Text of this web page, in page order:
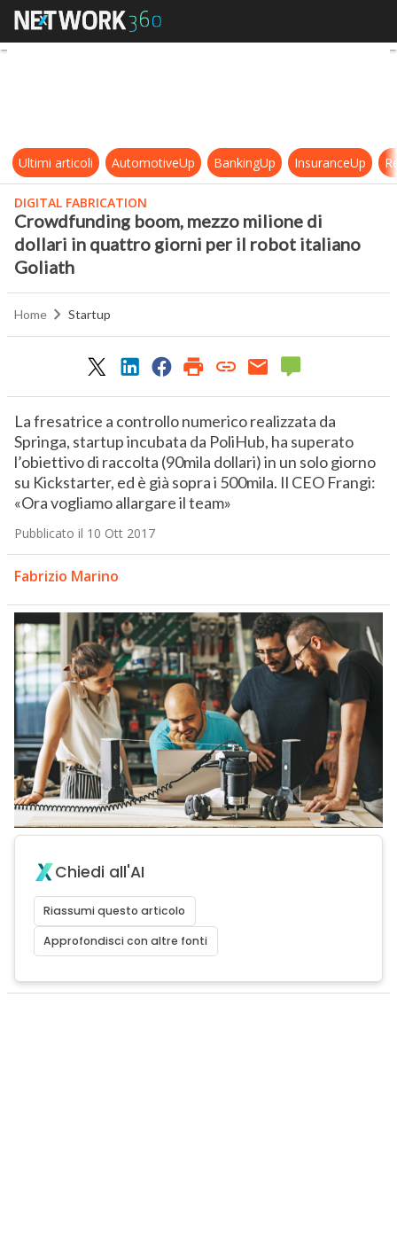
Crowdfunding boom, mezzo
Ultimi articoli AutomotiveUp BankingUp InsuranceUp
DIGITAL FABRICATION
Crowdfunding boom, mezzo milione di
dollari in quattro giorni per il robot italiano
Goliath
Home Startup
La fresatrice a controllo numerico realizzata da
Springa, startup incubata da PoliHub, ha superato
l’obiettivo di raccolta (90mila dollari) in un solo giorno
su Kickstarter, ed è già sopra i 500mila. Il CEO Frangi:
«Ora vogliamo allargare il team»
Pubblicato il 10 Ott 2017
Fabrizio Marino
Chiedi all'AI
Riassumi questo articolo
Approfondisci con altre fonti